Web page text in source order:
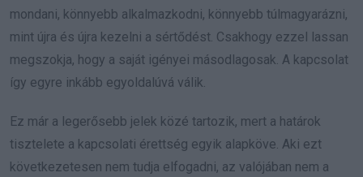
mondani, könnyebb alkalmazkodni, könnyebb túlmagyarázni,
mint újra és újra kezelni a sértődést. Csakhogy ezzel lassan
megszokja, hogy a saját igényei másodlagosak. A kapcsolat
így egyre inkább egyoldalúvá válik.
Ez már a legerősebb jelek közé tartozik, mert a határok
tisztelete a kapcsolati érettség egyik alapköve. Aki ezt
következetesen nem tudja elfogadni, az valójában nem a